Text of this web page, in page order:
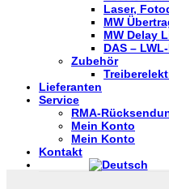
Laser,
MW
MW Delay
DAS –
Zubehör
Lieferanten
Service
RMA-
Mein Konto
Mein Konto
Kontakt